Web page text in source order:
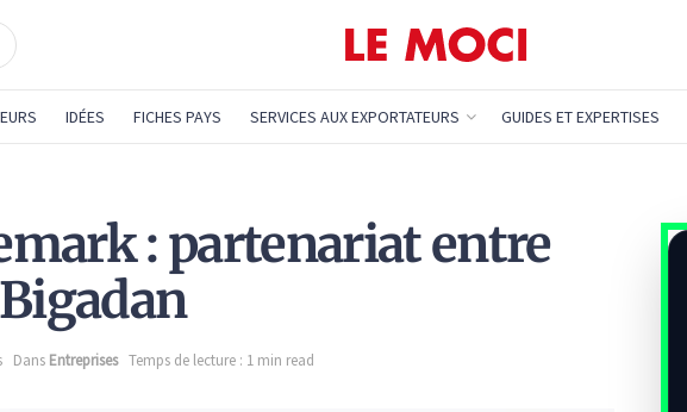
IDÉES FICHES PAYS SERVICES AUX EXPORTATEURS GUIDES ET EXPERTISES
: partenariat entre
Dans Entreprises Temps de lecture : 1 min read